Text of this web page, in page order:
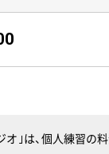
｣は、個人練習の